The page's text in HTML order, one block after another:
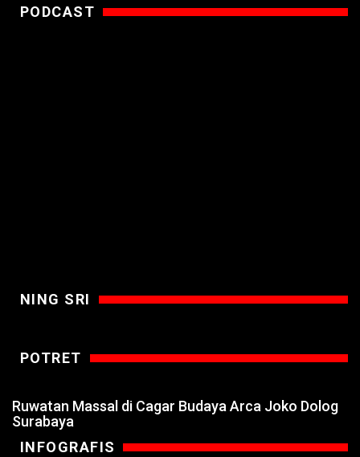
PODCAST
NING SRI
POTRET
Ruwatan Massal di Cagar Budaya Arca Joko Dolog
Surabaya
INFOGRAFIS